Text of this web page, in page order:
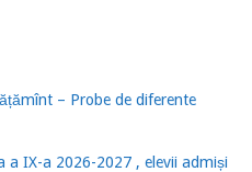
– Probe de diferente
a IX-a 2026-2027 , elevii admiși